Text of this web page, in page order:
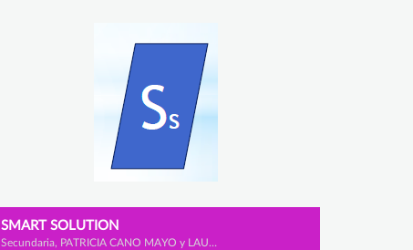
SMART SOLUTION
Secundaria, PATRICIA CANO MAYO y LAURA MORENO JUNQUERA